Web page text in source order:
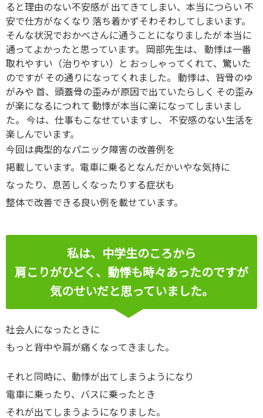
ると理由のない不安感が 出てきてしまい、本当につらい 不
安で仕方がなくなり 落ち着かずそわそわしてしまいます。
そんな状況でおかべさんに通うことになりましたが 本当に
通ってよかったと思っています。 岡部先生は、 動悸は一番
取れやすい（治りやすい）と おっしゃってくれて、驚いた
のですが その通りになってくれました。 動悸は、背骨のゆ
がみや 首、頭蓋骨の歪みが原因で出ていたらしく その歪み
が楽になるにつれて 動悸が本当に楽になってしまいまし
た。 今は、仕事もこなせていますし、 不安感のない生活を
楽しんでいます。
今回は典型的なパニック障害の改善例を
掲載しています。電車に乗るとなんだかいやな気持に
なったり、息苦しくなったりする症状も
整体で改善できる良い例を載せています。
私は、中学生のころから
肩こりがひどく、動悸も時々あったのですが
気のせいだと思っていました。
社会人になったときに
もっと背中や肩が痛くなってきました。
それと同時に、動悸が出てしまうようになり
電車に乗ったり、バスに乗ったとき
それが出てしまうようになりました。